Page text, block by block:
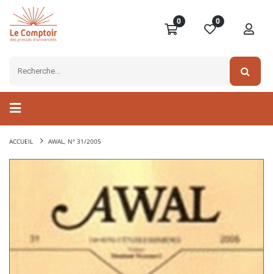
0 0
ACCUEIL AWAL, N° 31/2005